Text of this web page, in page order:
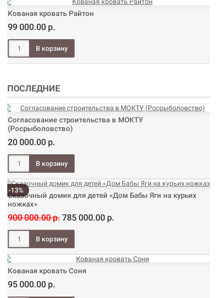
Кованая кровать Райтон
99 000.00 р.
ПОСЛЕДНИЕ
Согласование строительства в МОКТУ
(Росрыболовство)
20 000.00 р.
-13%
Сказочный домик для детей «Дом Бабы Яги на курьих
ножках»
900 000.00 р.785 000.00 р.
Кованая кровать Соня
95 000.00 р.